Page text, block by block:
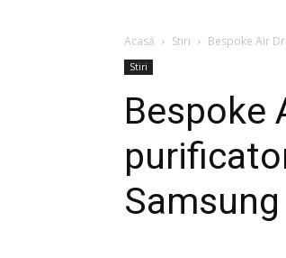
Acasă Stiri Bespoke Air
Stiri
Bespoke
Samsung